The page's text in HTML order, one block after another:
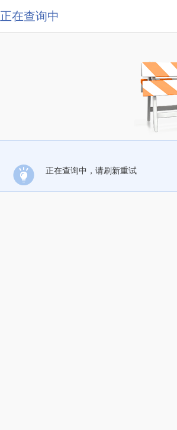
正在查询中
正在查询中，请刷新重试